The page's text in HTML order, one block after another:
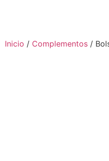
Inicio / Complementos /